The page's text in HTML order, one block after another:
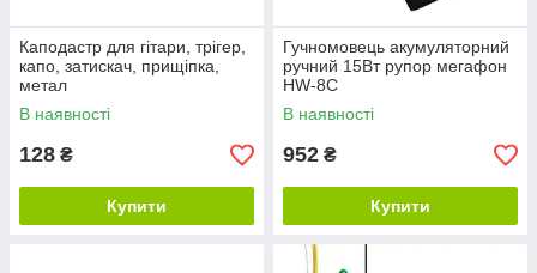
Каподастр для гітари, трігер,
капо, затискач, прищіпка,
метал
В наявності
128 ₴
Купити
Гучномовець акумуляторний
ручний 15Вт рупор мегафон
HW-8C
В наявності
952 ₴
Купити